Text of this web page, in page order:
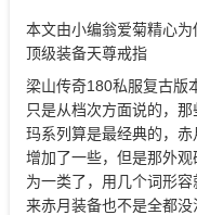
本文由小编翁爱菊精心
顶级装备天尊戒指
梁山传奇180私服复古版
只是从档次方面说的，
玛系列算是最经典的，
增加了一些，但是那外
为一类了，用几个词形
来赤月装备也不是全都